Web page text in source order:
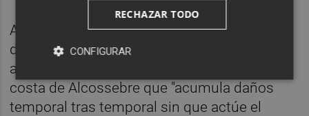
Además, Mazón ha criticado la "negligencia"
del Gobierno central por no realizar las
acciones de protección y reparación de la
costa de Alcossebre que "acumula daños
temporal tras temporal sin que actúe el
RECHAZAR TODO
CONFIGURAR